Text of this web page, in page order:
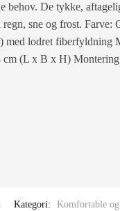
De tykke,
sne og frost. Farve:
med lodret
(L x B x H)
Kategori: Komfortable